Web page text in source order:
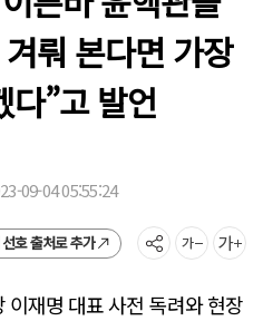
뤄 본다면 가장
다”고 발언
09-04 05:55:24
호 출처로 추가
재명 대표 사전 독려와 현장